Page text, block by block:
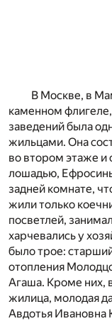
В Москве, в
каменном
заведений была
жильцами. Она
во втором этаже и
лошадью,
задней комнате,
жили только
посветлей,
харчевались у
было трое:
отопления
Агаша. Кроме них,
жилица, молодая
Авдотья Ивановна